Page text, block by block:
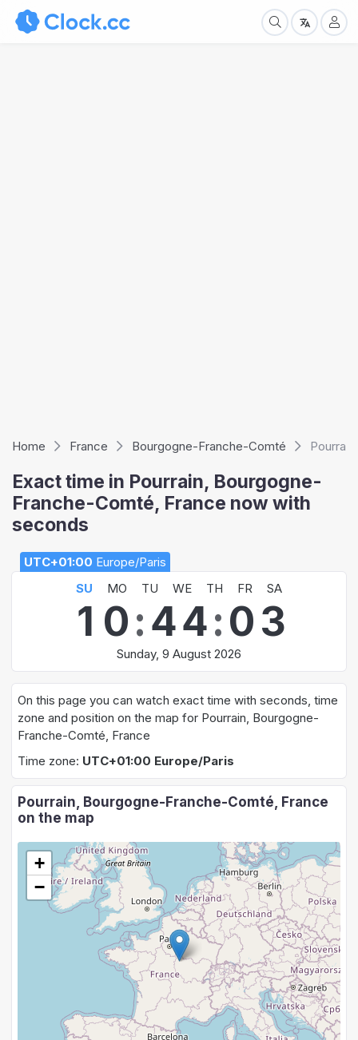
Home France Bourgogne-Franche-Comté Pourrain
Exact time in Pourrain, Bourgogne-
Franche-Comté, France now with
seconds
UTC+01:00 Europe/Paris
SU
MO TU WE TH FR SA
1 0:44:04
Sunday, 9 August 2026
On this page you can watch exact time with seconds, time
zone and position on the map for Pourrain, Bourgogne-
Franche-Comté, France
Time zone: UTC+01:00 Europe/Paris
Pourrain, Bourgogne-Franche-Comté, France
on the map
+
−